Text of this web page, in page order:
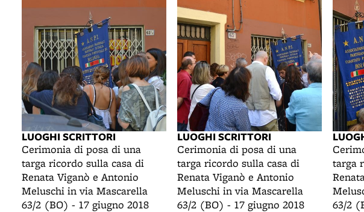
LUOGHI SCRITTORI
Cerimonia di posa di una
targa ricordo sulla casa di
Renata Viganò e Antonio
Meluschi in via Mascarella
63/2 (BO) - 17 giugno 2018
LUOGHI SCRITTORI
Cerimonia di posa di una
targa ricordo sulla casa di
Renata Viganò e Antonio
Meluschi in via Mascarella
63/2 (BO) - 17 giugno 2018
targa
63/2